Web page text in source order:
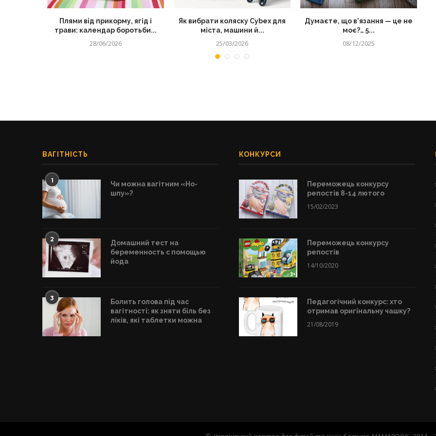
Плями від прикорму, ягід і
трави: календар боротьби...
28/06/2026
Як вибрати коляску Cybex для
міста, машини й...
25/03/2026
Думаєте, що в’язання — це не
моє?… 5...
08/12/2025
ВАГІТНІСТЬ
1
Чи можна вагітним «Но-
шпу»?
2
Домашний тест на
беременность с помощью
йода
3
Болить голова під час
вагітності: як зняти біль без
ліків, які таблетки можна
КОНКУРСИ
Переможець конкурсу
репостів 8-14 лютого
15/02/2023
Переможець конкурсу
репостів
14/10/2020
Педагогічний конкурс: хто
отримав оригінальну чашку?
21/08/2019